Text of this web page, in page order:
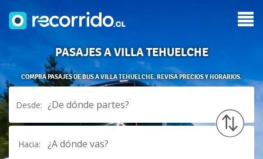
PASAJES A VILLA TEHUELCHE
COMPRA PASAJES DE BUS A VILLA TEHUELCHE. REVISA PRECIOS Y HORARIOS.
Desde: ¿De dónde partes?
Hacia: ¿A dónde vas?